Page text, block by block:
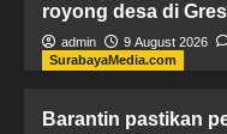
royong desa di
admin 9 August 2026
SurabayaMedia.com
Barantin pastikan